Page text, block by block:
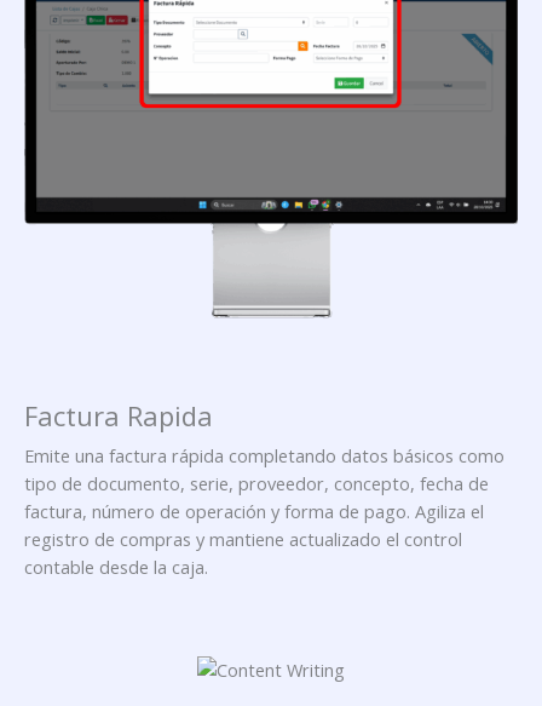
Factura Rapida
Emite una factura rápida completando datos básicos como
tipo de documento, serie, proveedor, concepto, fecha de
factura, número de operación y forma de pago. Agiliza el
registro de compras y mantiene actualizado el control
contable desde la caja.